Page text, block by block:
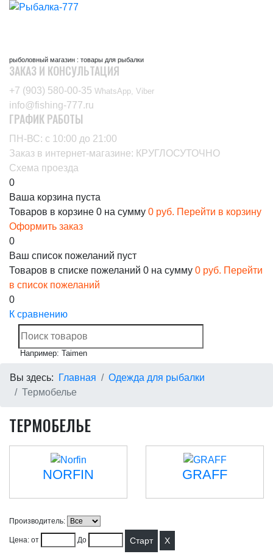
рыболовный магазин : товары для рыбалки
ЗАКАЗ И КОНСУЛЬТАЦИЯ
+7 (903) 580-00-35‬ WhatsApp, Viber
info@fishing-777.ru
ГРАФИК РАБОТЫ
ПН-ВС: с 10:00 до 21:00
Заказ в интернет-магазине: КРУГЛОСУТОЧНО
Схема проезда
0
Ваша корзина пуста
Товаров в корзине 0 на сумму 0 руб. Перейти в корзину
Оформить заказ
0
Ваш список пожеланий пуст
Товаров в списке пожеланий 0 на сумму 0 руб. Перейти
в список пожеланий
0
К сравнению
Например: Taimen
Вы здесь: Главная
Одежда для рыбалки
Термобелье
ТЕРМОБЕЛЬЕ
NORFIN GRAFF
Производитель:
Цена: от До X